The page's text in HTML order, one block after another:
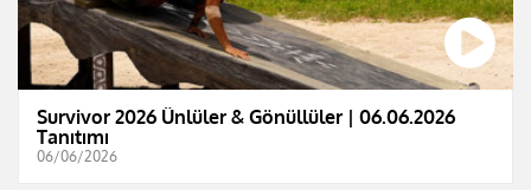
Survivor 2026 Ünlüler & Gönüllüler | 06.06.2026
Tanıtımı
06/06/2026